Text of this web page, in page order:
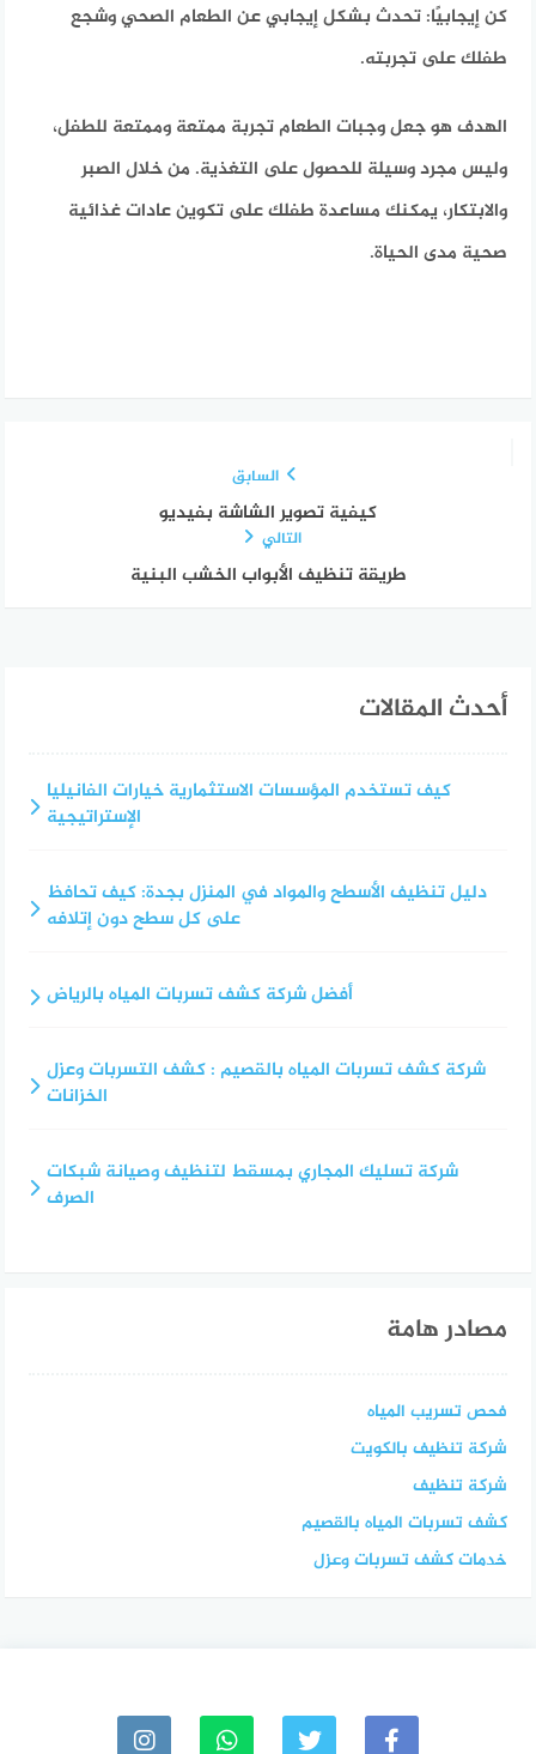
كن إيجابيًا: تحدث بشكل إيجابي عن الطعام الصحي وشجع
طفلك على تجربته.
الهدف هو جعل وجبات الطعام تجربة ممتعة وممتعة للطفل،
وليس مجرد وسيلة للحصول على التغذية. من خلال الصبر
والابتكار، يمكنك مساعدة طفلك على تكوين عادات غذائية
صحية مدى الحياة.
السابق
كيفية تصوير الشاشة بفيديو
التالي
طريقة تنظيف الأبواب الخشب البنية
أحدث المقالات
كيف تستخدم المؤسسات الاستثمارية خيارات الفانيليا
الإستراتيجية
دليل تنظيف الأسطح والمواد في المنزل بجدة: كيف تحافظ
على كل سطح دون إتلافه
أفضل شركة كشف تسربات المياه بالرياض
شركة كشف تسربات المياه بالقصيم : كشف التسربات وعزل
الخزانات
شركة تسليك المجاري بمسقط لتنظيف وصيانة شبكات
الصرف
مصادر هامة
فحص تسريب المياه
شركة تنظيف بالكويت
شركة تنظيف
كشف تسربات المياه بالقصيم
خدمات كشف تسربات وعزل